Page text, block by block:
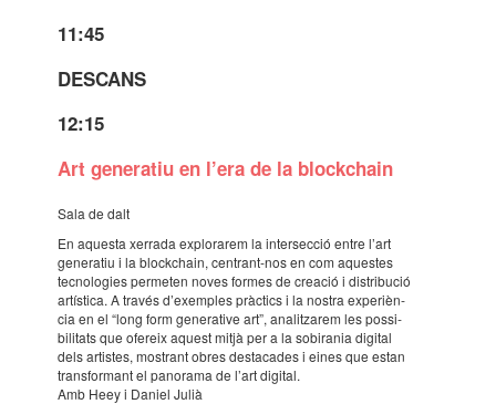
11:45
DESCANS
12:15
Art gene­ra­tiu en l’era de la block­chain
Sala de dalt
En aquesta xerrada explo­ra­rem la inter­sec­ció entre l’art
gene­ra­tiu i la block­chain, centrant-nos en com aques­tes
tecno­lo­gies perme­ten noves formes de crea­ció i distri­bu­ció
artís­tica. A través d’exem­ples pràc­tics i la nostra expe­ri­èn­
cia en el “long form gene­ra­tive art”, analit­za­rem les possi­
bi­li­tats que ofereix aquest mitjà per a la sobi­ra­nia digi­tal
dels artis­tes, mostrant obres desta­ca­des i eines que estan
trans­for­mant el pano­rama de l’art digi­tal.
Amb Heey i Daniel Julià